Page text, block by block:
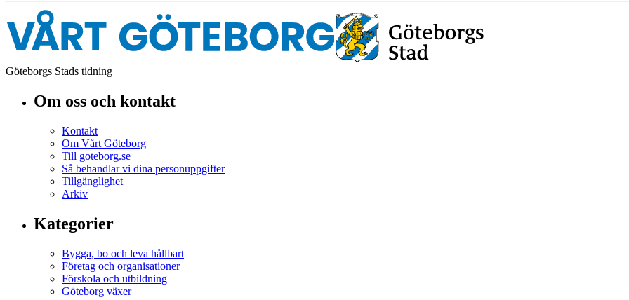
Göteborgs Stads tidning
Om oss och kontakt
Kontakt
Om Vårt Göteborg
Till goteborg.se
Så behandlar vi dina personuppgifter
Tillgänglighet
Arkiv
Kategorier
Bygga, bo och leva hållbart
Företag och organisationer
Förskola och utbildning
Göteborg växer